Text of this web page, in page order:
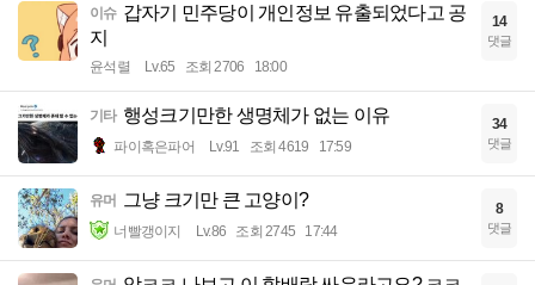
이슈 갑자기 민주당이 개인정보 유출되었다고 공
지
윤석렬 Lv.65 조회 2706 18:00
14
댓글
기타 행성크기만한 생명체가 없는 이유
파이혹은파어 Lv.91 조회 4619 17:59
34
댓글
유머 그냥 크기만 큰 고양이?
너빨갱이지 Lv.86 조회 2745 17:44
8
댓글